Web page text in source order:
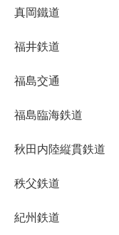
真岡鐵道
福井鉄道
福島交通
福島臨海鉄道
秋田内陸縦貫鉄道
秩父鉄道
紀州鉄道